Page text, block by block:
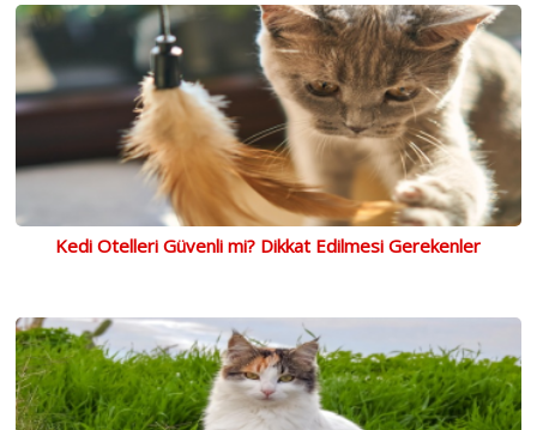
Kedi Otelleri Güvenli mi? Dikkat Edilmesi Gerekenler